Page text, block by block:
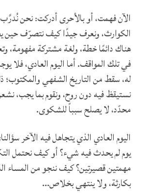
الآن فهمت، أو بالأحرى أدركت: نحن
الكوارث، ونعرف جيدًا كيف نتصرّف حين
هناك دائمًا خطة، ولغة مشتركة مفهومة،
في تلك المواقف. أما اليوم العادي، فلا
له، سقط من التاريخ الشفهي والمكتوب؛
نستيقظ فيه دون روح، ونقوم بما يجب،
محدّد، لا يصلح سبباً للشكوى.
اليوم العادي الذي يتجاهل فيه الآخر
يوم لم يحدث فيه شيء؟ أو كيف نحتمل
مهمتين قصيرتين؟ كيف ننجو من المساء
بكارثة، ولا ينتهي بخلاص…